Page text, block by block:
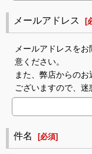
メールアドレス [
メールアドレスを
意ください。
また、弊店からの
ございますので、迷
件名 [必須]